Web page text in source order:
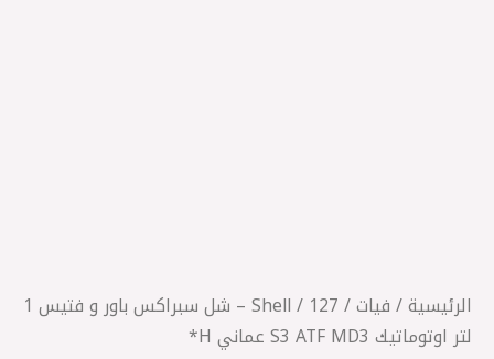
الرئيسية/ فيات/
127
/ Shell – شل سبراكس باور و فتيس 1
لتر اوتوماتيك S3 ATF MD3 عماني H*
اوتوماتيك
S3